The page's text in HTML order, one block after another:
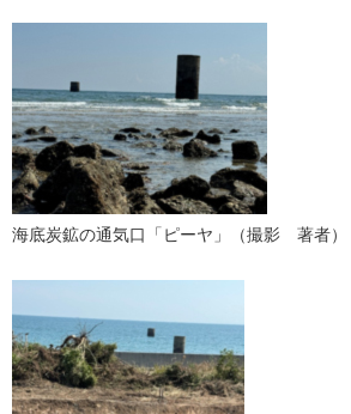
海底炭鉱の通気口「ピーヤ」（撮影 著者）